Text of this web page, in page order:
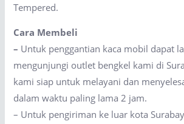
Tempered.
Cara Membeli
– Untuk penggantian kaca mobil dapat
mengunjungi outlet bengkel kami di
kami siap untuk melayani dan
dalam waktu paling lama 2 jam.
– Untuk pengiriman ke luar kota